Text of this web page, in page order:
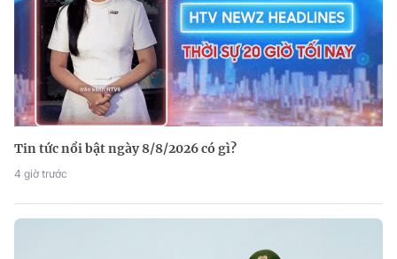
Tin tức nổi bật ngày 8/8/2026 có gì?
4 giờ trước